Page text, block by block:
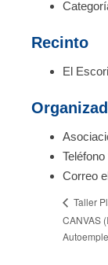
Recinto
El
Teléfono
Correo
Taller
CANVAS